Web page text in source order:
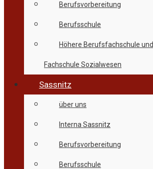
Berufsvorbereitung
Berufsschule
Höhere Berufsfachschule und
Fachschule Sozialwesen
Sassnitz
über uns
Interna Sassnitz
Berufsvorbereitung
Berufsschule